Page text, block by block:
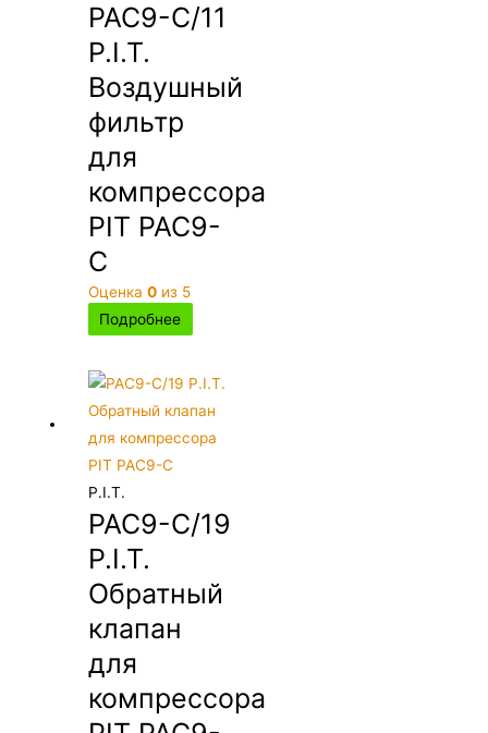
PAC9-C/11
P.I.T.
Воздушный
фильтр
для
компрессора
PIT PAC9-
C
Оценка0 из 5
Подробнее
P.I.T.
PAC9-C/19
P.I.T.
Обратный
клапан
для
компрессора